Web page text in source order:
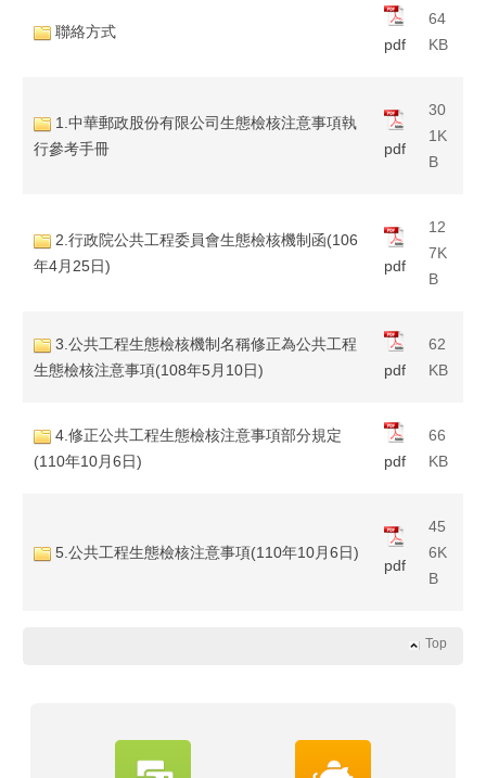
聯絡方式
pdf
64
KB
1.中華郵政股份有限公司生態檢核注意事項執
行參考手冊
pdf
30
1K
B
2.行政院公共工程委員會生態檢核機制函(106
年4月25日)
pdf
12
7K
B
3.公共工程生態檢核機制名稱修正為公共工程
生態檢核注意事項(108年5月10日)
pdf
62
KB
4.修正公共工程生態檢核注意事項部分規定
(110年10月6日)
pdf
66
KB
5.公共工程生態檢核注意事項(110年10月6日)
pdf
45
6K
B
Top